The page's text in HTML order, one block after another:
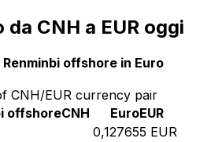
da CNH a EUR oggi
offshore in Euro
CNH/EUR currency pair
offshoreCNH EuroEUR
0,127655 EUR